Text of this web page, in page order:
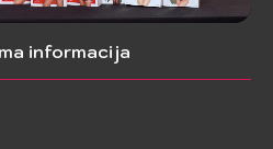
informacija